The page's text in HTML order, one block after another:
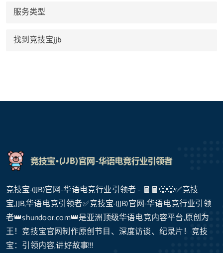
服务类型
找到竞技宝jjb
竞技宝·(JJB)官网-华语电竞行业引领者 - 🧧🧧😄😄✅竞技
宝,JJB,华语电竞引领者✅竞技宝·(JJB)官网-华语电竞行业引领
者👑shundoor.com👑是亚洲顶级华语电竞内容平台,原创为
王！竞技宝官网制作原创节目、深度访谈、纪录片！竞技
宝：引领内容,讲好故事!!!